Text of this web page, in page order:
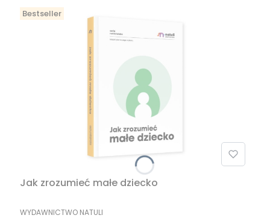
Bestseller
Jak zrozumieć małe dziecko
PRODUCENT
WYDAWNICTWO NATULI